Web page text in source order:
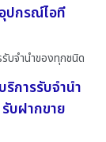
ปกรณ์ไอที
บจำนำของทุกชนิด
การรับจำนำ
บฝากขาย